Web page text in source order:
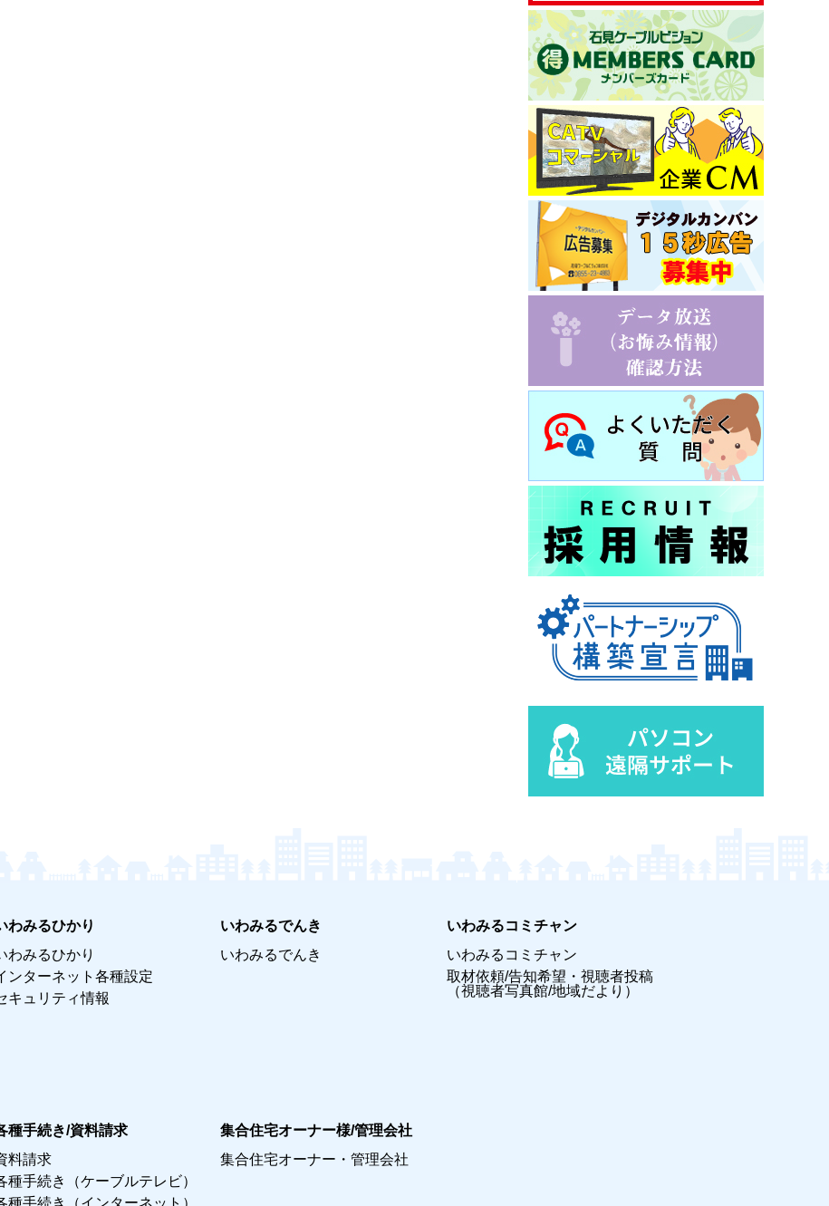
わみるひかり
わみるひかり
ンターネット各種設定
キュリティ情報
いわみるでんき
いわみるでんき
いわみるコミチャン
いわみるコミチャン
取材依頼/告知希望・視聴者投稿
（視聴者写真館/地域だより）
種手続き/資料請求
料請求
種手続き（ケーブルテレビ）
種手続き（インターネット）
集合住宅オーナー様/管理会社
集合住宅オーナー・管理会社